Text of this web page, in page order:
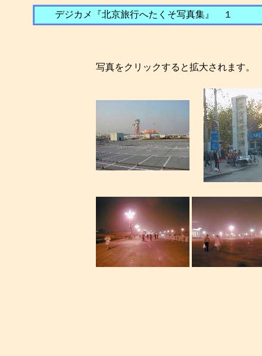
デジカメ『北京旅行へたくそ写真集』 １
写真をクリックすると拡大されます。